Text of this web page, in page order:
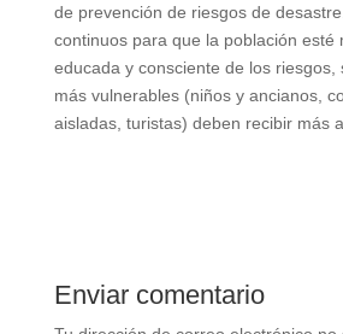
de prevención de riesgos de
continuos para que la población esté
educada y consciente de los riesgos,
más vulnerables (niños y ancianos,
aisladas, turistas) deben recibir más
Enviar comentario